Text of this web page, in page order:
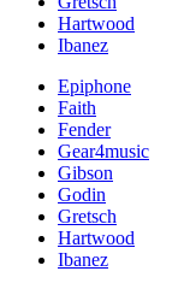
Hartwood
Ibanez
Epiphone
Faith
Fender
Gear4music
Gibson
Godin
Gretsch
Hartwood
Ibanez